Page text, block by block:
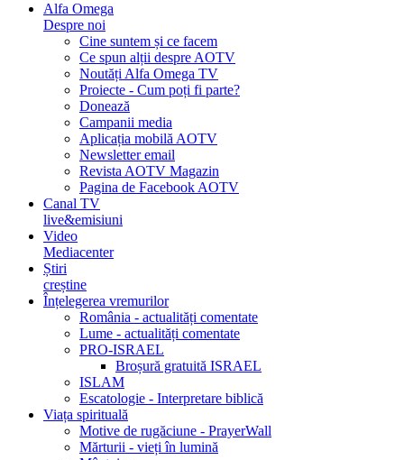
Alfa Omega
Despre noi
Cine suntem și ce facem
Ce spun alții despre AOTV
Noutăți Alfa Omega TV
Proiecte - Cum poți fi parte?
Donează
Campanii media
Aplicația mobilă AOTV
Newsletter email
Revista AOTV Magazin
Pagina de Facebook AOTV
Canal TV
live&emisiuni
Video
Mediacenter
Știri
creștine
Înțelegerea vremurilor
România - actualități comentate
Lume - actualități comentate
PRO-ISRAEL
Broșură gratuită ISRAEL
ISLAM
Escatologie - Interpretare biblică
Viața spirituală
Motive de rugăciune - PrayerWall
Mărturii - vieți în lumină